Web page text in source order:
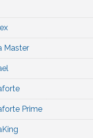
Master
Prime